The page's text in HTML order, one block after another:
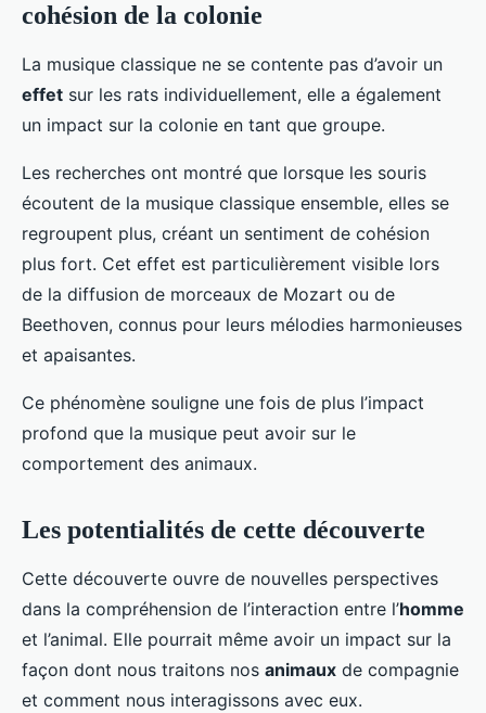
cohésion de la colonie
La musique classique ne se contente pas d’avoir un
effet sur les rats individuellement, elle a également
un impact sur la colonie en tant que groupe.
Les recherches ont montré que lorsque les souris
écoutent de la musique classique ensemble, elles se
regroupent plus, créant un sentiment de cohésion
plus fort. Cet effet est particulièrement visible lors
de la diffusion de morceaux de Mozart ou de
Beethoven, connus pour leurs mélodies harmonieuses
et apaisantes.
Ce phénomène souligne une fois de plus l’impact
profond que la musique peut avoir sur le
comportement des animaux.
Les potentialités de cette découverte
Cette découverte ouvre de nouvelles perspectives
dans la compréhension de l’interaction entre l’homme
et l’animal. Elle pourrait même avoir un impact sur la
façon dont nous traitons nos animaux de compagnie
et comment nous interagissons avec eux.